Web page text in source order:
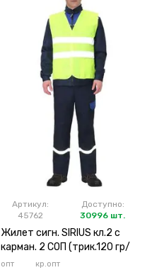
Артикул:
45762
Доступно:
30996 шт.
Жилет сигн. SIRIUS кл.2 с
карман. 2 СОП (трик.120 гр/
м2)
опт кр.опт